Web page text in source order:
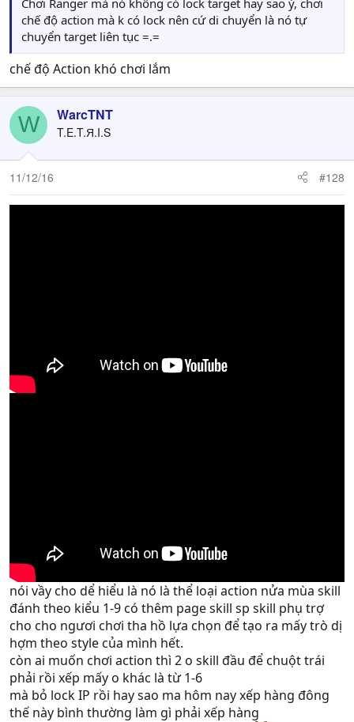
chế độ action mà k có lock nên cứ di chuyển là nó tự
chuyển target liên tục =.=
chế độ Action khó chơi lắm
W WarcTNT
T.E.T.Я.I.S
11/12/16 #128
nói vầy cho dể hiểu là nó là thể loại action nửa mùa skill
đánh theo kiểu 1-9 có thêm page skill sp skill phụ trợ
cho cho ngươi chơi tha hồ lựa chọn để tạo ra mấy trò dị
hợm theo style của mình hết.
còn ai muốn chơi action thì 2 o skill đầu để chuột trái
phải rồi xếp mấy o khác là từ 1-6
mà bỏ lock IP rồi hay sao ma hôm nay xếp hàng đông
thế này bình thường làm gì phải xếp hàng